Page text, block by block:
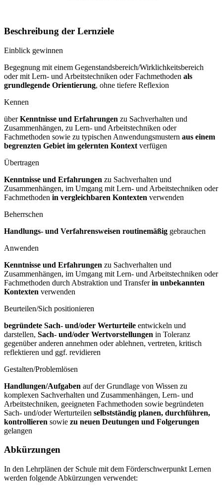
Beschreibung der Lernziele
Einblick gewinnen
Begegnung mit einem Gegenstandsbereich/Wirklichkeitsbereich
oder mit Lern- und Arbeitstechniken oder Fachmethoden als
grundlegende Orientierung, ohne tiefere Reflexion
Kennen
überKenntnisse und Erfahrungen zu Sachverhalten und
Zusammenhängen, zu Lern- und Arbeitstechniken oder
Fachmethoden sowie zu typischen Anwendungsmustern aus einem
begrenzten Gebiet im gelernten Kontext verfügen
Übertragen
Kenntnisse und Erfahrungen zu Sachverhalten und
Zusammenhängen, im Umgang mit Lern- und Arbeitstechniken oder
Fachmethoden in vergleichbaren Kontexten verwenden
Beherrschen
Handlungs- und Verfahrensweisen routinemäßig gebrauchen
Anwenden
Kenntnisse und Erfahrungen zu Sachverhalten und
Zusammenhängen, im Umgang mit Lern- und Arbeitstechniken oder
Fachmethoden durch Abstraktion und Transferin unbekannten
Kontexten verwenden
Beurteilen/Sich positionieren
begründete Sach- und/oder Werturteile entwickeln und
darstellen, Sach- und/oder Wertvorstellungen in Toleranz
gegenüber anderen annehmen oder ablehnen, vertreten, kritisch
reflektieren und ggf. revidieren
Gestalten/Problemlösen
Handlungen/Aufgaben auf der Grundlage von Wissen zu
komplexen Sachverhalten und Zusammenhängen, Lern- und
Arbeitstechniken, geeigneten Fachmethoden sowie begründeten
Sach- und/oder Werturteilen selbstständig planen, durchführen,
kontrollieren sowie zu neuen Deutungen und Folgerungen
gelangen
Abkürzungen
In den Lehrplänen der Schule mit dem Förderschwerpunkt Lernen
werden folgende Abkürzungen verwendet: